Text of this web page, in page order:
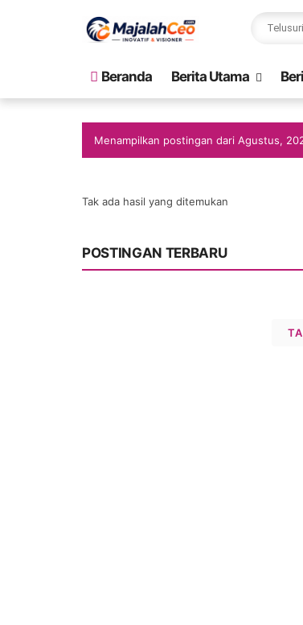
Beranda Berita Utama
Menampilkan postingan dari Agustus,
Tak ada hasil yang ditemukan
POSTINGAN TERBARU